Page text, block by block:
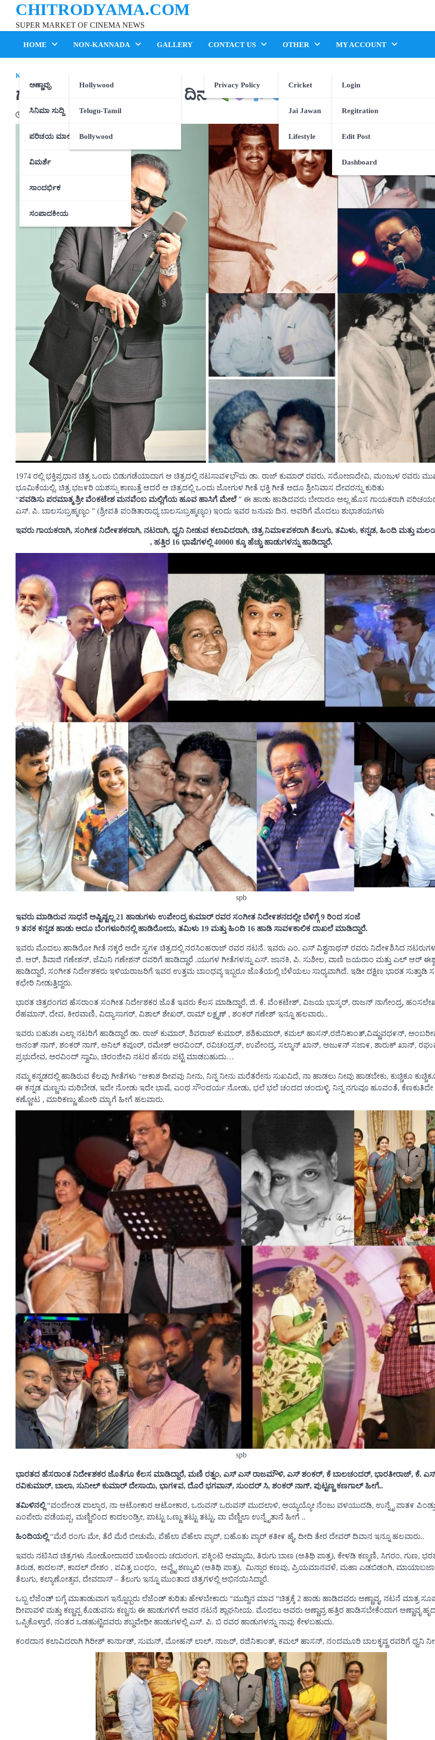
content
CHITRODYAMA.COM
SUPER MARKET OF CINEMA NEWS
HOME
ಅಣ್ಣಾವ್ರು
ಸಿನಿಮಾ ಸುದ್ದಿ
ಪರಿಚಯ ಮಾಲಿಕೆ
ವಿಮರ್ಶೆ
ಸಾಂದರ್ಭಿಕ
ಸಂಪಾದಕೀಯ
NON-KANNADA
Hollywood
Telugu-Tamil
Bollywood
GALLERY CONTACT US
Privacy Policy
OTHER
Cricket
Jai Jawan
Lifestyle
MY ACCOUNT
Login
Regitration
Edit Post
Dashboard
KANNADA
ಗಂಧವ೯ ಗಾಯಕರ ಜನುಮ ದಿನ
04/06/2021
1974 ರಲ್ಲಿ ಭಕ್ತಿಪ್ರಧಾನ ಚಿತ್ರ ಒಂದು ಬಿಡುಗಡೆಯಾದಾಗ ಆ ಚಿತ್ರದಲ್ಲಿ ನಟಸಾವ೯ಭೌಮ ಡಾ. ರಾಜ್ ಕುಮಾರ್ ರವರು, ಸರೋಜಾದೇವಿ, ಮಂಜುಳ ರವರು
ಭೂಮಿಕೆಯಲ್ಲಿ, ಚಿತ್ರ ಭಜ೯ರಿ ಯಶಸ್ಸು ಕಾಣುತ್ತೆ ಆದರೆ ಆ ಚಿತ್ರದಲ್ಲಿ ಒಂದು ಜೋಗುಳ ಗೀತೆ ಭಕ್ತಿ ಗೀತೆ ಅದೂ ಶ್ರೀನಿವಾಸ ದೇವರನ್ನು ಕುರಿತು
“ಪವಡಿಸು ಪರಮಾತ್ಮ ಶ್ರೀ ವೆಂಕಟೇಶ ಮನವೆಂಬ ಮಲ್ಲಿಗೆಯ ಹೂವ ಹಾಸಿಗೆ ಮೇಲೆ” ಈ ಹಾಡು ಹಾಡಿದವರು ಬೇರಾರೂ ಅಲ್ಲ ಹೊಸ ಗಾಯಕರಾಗಿ
ಎಸ್. ಪಿ. ಬಾಲಸುಬ್ರಹ್ಮಣ್ಯಂ ” (ಶ್ರೀಪತಿ ಪಂಡಿತಾರಾಧ್ಯ ಬಾಲಸುಬ್ರಹ್ಮಣ್ಯಂ) ಇಂದು ಇವರ ಜನುಮ ದಿನ. ಅವರಿಗೆ ಮೊದಲು ಶುಭಾಶಯಗಳು
ಇವರು ಗಾಯಕರಾಗಿ, ಸಂಗೀತ ನಿದೇ೯ಶಕರಾಗಿ, ನಟರಾಗಿ, ಧ್ವನಿ ನೀಡುವ ಕಲಾವಿದರಾಗಿ, ಚಿತ್ರ ನಿಮಾ೯ಪಕರಾಗಿ ತೆಲುಗು, ತಮಿಳು, ಕನ್ನಡ, ಹಿಂದಿ ಮತ್ತು
, ಹತ್ತಿರ 16 ಭಾಷೆಗಳಲ್ಲಿ 40000 ಕ್ಕೂ ಹೆಚ್ಚು ಹಾಡುಗಳನ್ನು ಹಾಡಿದ್ದಾರೆ.
spb
ಇವರು ಮಾಡಿರುವ ಸಾಧನೆ ಅಷ್ಟಿಷ್ಟಲ್ಲ 21 ಹಾಡುಗಳು ಉಪೇಂದ್ರಕುಮಾರ್ ರವರ ಸಂಗೀತ ನಿದೇ೯ಶನದಲ್ಲೀಬೆಳಿಗ್ಗೆ 9 ರಿಂದ ಸಂಜೆ
9 ತನಕ ಕನ್ನಡ ಹಾಡು ಅದೂ ಬೆಂಗಳೂರಿನಲ್ಲಿ ಹಾಡಿರೋದು, ತಮಿಳು 19 ಮತ್ತುಹಿಂದಿ 16 ಹಾಡಿ ಸಾವ೯ಕಾಲಿಕ ದಾಖಲೆ ಮಾಡಿದ್ದಾರೆ.
ಇವರು ಮೊದಲು ಹಾಡಿರೋ ಗೀತೆ ನಕ್ಕರೆ ಅದೇ ಸ್ವಗ೯ ಚಿತ್ರದಲ್ಲಿ ನರಸಿಂಹರಾಜ್ ರವರ ನಟನೆ. ಇವರು ಎಂ. ಎಸ್ ವಿಶ್ವನಾಥನ್ ರವರು ನಿದೇ೯ಶಿಸಿದ
ಜಿ. ಆರ್, ಶಿವಾಜಿ ಗಣೇಶನ್, ಜೆಮಿನಿ ಗಣೇಶನ್ ರವರಿಗೆ ಹಾಡಿದ್ದಾರೆ .ಯುಗಳ ಗೀತೆಗಳನ್ನು ಎಸ್. ಜಾನಕಿ, ಪಿ. ಸುಶೀಲ, ವಾಣಿ ಜಯರಾಂ ಮತ್ತು ಎಲ್ ಆರ್
ಹಾಡಿದ್ದಾರೆ, ಸಂಗೀತ ನಿರ್ದೇಶಕರು ಇಳಿಯರಾಜರಿಗೆ ಇವರ ಉತ್ತಮ ಬಾಂಧವ್ಯ ಇಬ್ಬರೂ ಜೊತೆಯಲ್ಲಿ ಬೆಳೆಯಲು ಸಾಧ್ಯವಾಗಿದೆ. ಇಡೀ ದಕ್ಷಿಣ ಭಾರತ ಸುತ್ತಾಡಿ
ಕಛೇರಿ ನೀಡುತ್ತಿದ್ದರು.
ಭಾರತ ಚಿತ್ರರಂಗದ ಹೆಸರಾಂತ ಸಂಗೀತ ನಿರ್ದೇಶಕರ ಜೊತೆ ಇವರು ಕೆಲಸ ಮಾಡಿದ್ದಾರೆ, ಜಿ. ಕೆ. ವೆಂಕಟೇಶ್, ವಿಜಯ ಭಾಸ್ಕರ್, ರಾಜನ್ ನಾಗೇಂದ್ರ,
ರೆಹಮಾನ್, ದೇವ, ಕೀರವಾಣಿ, ವಿದ್ಯಾಸಾಗರ್, ವಿಶಾಲ್ ಶೇಖರ್, ರಾಮ್ ಲಕ್ಷ್ಮಣ್ , ಶಂಕರ್ ಗಣೇಶ್ ಇನ್ನೂ ಹಲವಾರು..
ಇವರು ಬಹುಶಃ ಎಲ್ಲಾ ನಟರಿಗೆ ಹಾಡಿದ್ದಾರೆ ಡಾ. ರಾಜ್ ಕುಮಾರ್, ಶಿವರಾಜ್ ಕುಮಾರ್, ಶಶಿಕುಮಾರ್, ಕಮಲ್ ಹಾಸನ್,ರಜಿನಿಕಾಂತ್,ವಿಷ್ಣುವಧ೯ನ್,
ಅನಂತ್ ನಾಗ್, ಶಂಕರ್ ನಾಗ್, ಅನಿಲ್ ಕಪೂರ್, ರಮೇಶ್ ಅರವಿಂದ್, ರವಿಚಂದ್ರನ್, ಉಪೇಂದ್ರ, ಸಲ್ಮಾನ್ ಖಾನ್, ಅಜು೯ನ್ ಸಜಾ೯, ಶಾರುಕ್ ಖಾನ್,
ಪ್ರಭುದೇವ, ಅರವಿಂದ್ ಸ್ವಾಮಿ, ಚಿರಂಜೀವಿ ನಟರ ಹೆಸರು ಪಟ್ಟಿ ಮಾಡಬಹುದು…
ನಮ್ಮ ಕನ್ನಡದಲ್ಲಿ ಹಾಡಿರುವ ಕೆಲವು ಗೀತೆಗಳು “ಆಕಾಶ ದೀಪವು ನೀನು, ನಿನ್ನ ನೀನು ಮರೆತರೇನು ಸುಖವಿದೆ, ನಾ ಹಾಡಲು ನೀವು ಹಾಡಬೇಕು, ಕುಚ್ಚಿಕೂ
ಈ ಕನ್ನಡ ಮಣ್ಣನು ಮರಿಬೇಡ, ಇದೇ ನೋಡು ಇದೇ ಭಾಷೆ, ಎಂಥ ಸೌಂದರ್ಯ ನೋಡು, ಭಲೆ ಭಲೆ ಚಂದದ ಚಂದುಳ್ಳಿ, ನಿನ್ನ ನಗುವೂ ಹೂವಂತೆ, ಕೆಣಕುತಿದೇ
ಕಣ್ಣೋಟ , ಮಾರಿಕಣ್ಣು ಹೋರಿ ಮ್ಯಾಗೆ ಹೀಗೆ ಹಲವಾರು.
spb
ಭಾರತದ ಹೆಸರಾಂತ ನಿದೇ೯ಶಕರ ಜೊತೆಗೂ ಕೆಲಸ ಮಾಡಿದ್ದಾರೆ, ಮಣಿ ರತ್ನಂ, ಎಸ್ ಎಸ್ ರಾಜಮೌಳಿ, ಎಸ್ ಶಂಕರ್, ಕೆ ಬಾಲಚಂದರ್, ಭಾರತೀರಾಜ್, ಕೆ.
ರವಿಕುಮಾರ್, ಬಾಲಾ, ಸುನೀಲ್ ಕುಮಾರ್ ದೇಸಾಯಿ, ಭಾಗ೯ವ, ದೊರೆ ಭಗವಾನ್, ಸುಂದರ್ ಸಿ, ಶಂಕರ್ ನಾಗ್, ಪುಟ್ಟಣ್ಣ ಕಣಗಾಲ್ ಹೀಗೆ..
ತಮಿಳಿನಲ್ಲಿ “ವಂದೇಂಡ ಪಾಲ್ಕಾರ, ನಾ ಆಟೋಕಾರ ಆಟೋಕಾರ, ಒರುವನ್ ಒರುವನ್ ಮುದಲಾಳಿ, ಅಯ್ಯಯ್ಯೋ ನೆಂಜು ವಳಯುದಡಿ, ಉನ್ನೈ ಪಾತ೯
ಎಂಪೇರು ಪಡೆಯಪ್ಪ, ಮಣ್ಣಿಲಿಂದ ಕಾದಲಂಡ್ರೀ, ಪಾಟ್ಟು ಒಣ್ಣು ತಟ್ಟು ತಟ್ಟು, ವಾ ವೆಣ್ಣಿಲಾ ಉನ್ನೈತಾನೆ ಹೀಗೆ ..
ಹಿಂದಿಯಲ್ಲಿ “ಮೆರೆ ರಂಗು ಮೇ, ತೆರೆ ಮೆರೆ ಬೀಚುಮೆ, ಪೆಹೆಲಾ ಪೆಹೆಲಾ ಪ್ಯಾರ್, ಬಹೊತು ಪ್ಯಾರ್ ಕತೀ೯ ಹೈ, ದೀದಿ ತೇರ ದೇವರ್ ದಿವಾನ ಇನ್ನೂ ಹಲವಾರು..
ಇವರು ನಟಿಸಿದ ಚಿತ್ರಗಳು ನೋಡೋದಾದರೆ ಬಾಳೊಂದು ಚದುರಂಗ, ಪಕ್ಕಿಂಟಿ ಅಮ್ಮಾಯಿ, ತಿರುಗು ಬಾಣ (ಅತಿಥಿ ಪಾತ್ರ), ಕೇಳಡಿ ಕಣ್ಮಣಿ, ಸಿಗರಂ, ಗುಣ,
ತಿರುಡ, ಕಾದಲನ್, ಕಾದಲ್ ದೇಶಂ , ಪವಿತ್ರ ಬಂಧಂ, ಅವ್ವೈ ಶಣ್ಮುಖಿ (ಅತಿಥಿ ಪಾತ್ರ), ಮಿನ್ಸಾರ ಕಣವು, ಪ್ರಿಯಮಾನವಳೆ, ಮಹಾ ಎಡಬಿಡಂಗಿ,
ತೆಲುಗು, ಕಲ್ಯಾಣೋತ್ಸವ, ದೇವದಾಸ್ – ತೆಲುಗು ಇನ್ನೂ ಮುಂತಾದ ಚಿತ್ರಗಳಲ್ಲಿ ಅಭಿನಯಿಸಿದ್ದಾರೆ.
ಒಬ್ಬ ಲೆಜೆಂಡ್ ಬಗ್ಗೆ ಮಾತಾಡುವಾಗ ಇನ್ನೊಬ್ಬರು ಲೆಜೆಂಡ್ ಕುರಿತು ಹೇಳಬೇಕಾದು “ಮುದ್ದಿನ ಮಾವ “ಚಿತ್ರಕ್ಕೆ 2 ಹಾಡು ಹಾಡಿದವರು ಅಣ್ಣಾವೃ, ನಟನೆ ಮಾತ್ರ
ದೀಪಾವಳಿ ಮತ್ತು ಕಣ್ಣಪ್ಪ ಕೊಡುವನು ಕಣ್ಣನು ಈ ಹಾಡುಗಳಿಗೆ ಅವರ ನಟನೆ ಶ್ಲಾಘನೀಯ. ಮೊದಲು ಅವರು ಅಣ್ಣಾವ್ರ ಹತ್ತಿರ ಹಾಡಿಸಬೇಕೆಂದಾಗ ಅಣ್ಣಾವೃ
ಒಪ್ಪಿಕೊಳ್ತಾರೆ, ನಂತರ ಒಡಹುಟ್ಟಿದವರು ಶಬ್ದವೇಧೀ ಹಾಡುಗಳಲ್ಲಿ ಎಸ್. ಪಿ. ಬಿ ರವರ ಹಾಡುಗಳನ್ನು ನಾವು ಕೇಳಬಹುದು.
ಕಂಠದಾನ ಕಲಾವಿದರಾಗಿ ಗಿರೀಶ್ ಕಾರ್ನಾಡ್, ಸುಮನ್, ಮೋಹನ್ ಲಾಲ್, ನಾಜರ್, ರಜಿನಿಕಾಂತ್, ಕಮಲ್ ಹಾಸನ್, ನಂದಮೂರಿ ಬಾಲಕೃಷ್ಣ ರವರಿಗೆ ಧ್ವನಿ